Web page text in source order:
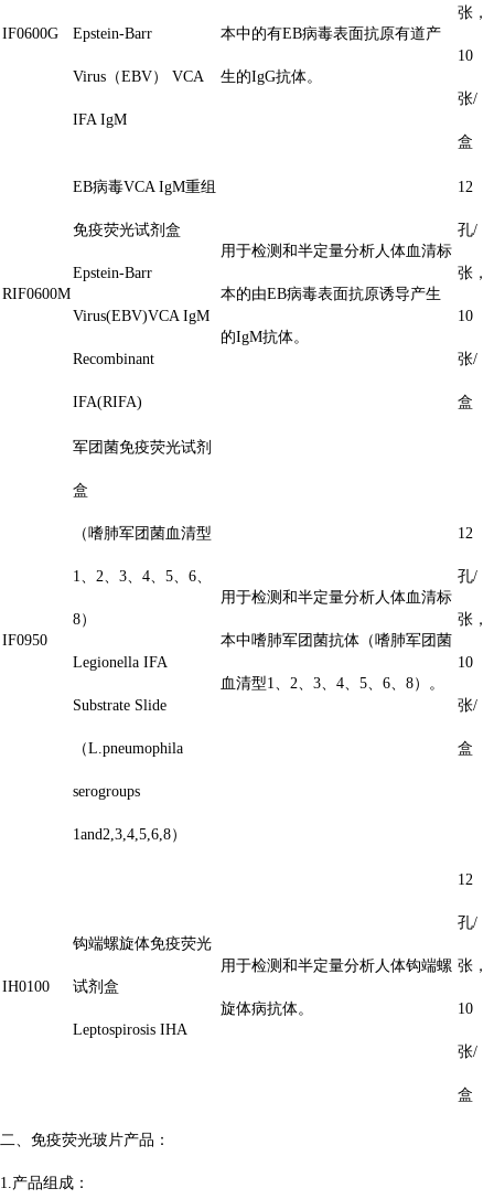
IF0600G Epstein-Barr
Virus（EBV） VCA
IFA IgM
本中的有EB病毒表面抗原有道产
生的IgG抗体。
张，
10
张/
盒
RIF0600M
EB病毒VCA IgM重组
免疫荧光试剂盒
Epstein-Barr
Virus(EBV)VCA IgM
Recombinant
IFA(RIFA)
用于检测和半定量分析人体血清标
本的由EB病毒表面抗原诱导产生
的IgM抗体。
12
孔/
张，
10
张/
盒
IF0950
军团菌免疫荧光试剂
盒
（嗜肺军团菌血清型
1、2、3、4、5、6、
8）
Legionella IFA
Substrate Slide
（L.pneumophila
serogroups
1and2,3,4,5,6,8）
用于检测和半定量分析人体血清标
本中嗜肺军团菌抗体（嗜肺军团菌
血清型1、2、3、4、5、6、8）。
12
孔/
张，
10
张/
盒
IH0100
钩端螺旋体免疫荧光
试剂盒
Leptospirosis IHA
用于检测和半定量分析人体钩端螺
旋体病抗体。
12
孔/
张，
10
张/
盒
二、免疫荧光玻片产品：
1.产品组成：